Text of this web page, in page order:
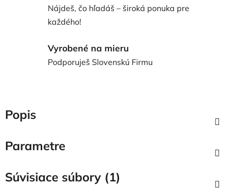
Nájdeš, čo hľadáš – široká ponuka pre
každého!
Vyrobené na mieru
Podporuješ Slovenskú Firmu
Popis
Parametre
Súvisiace súbory (1)